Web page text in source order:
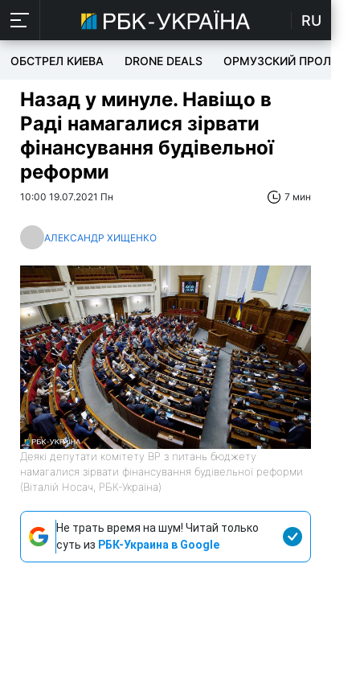
RU
ОБСТРЕЛ КИЕВА DRONE DEALS ОРМУЗСКИЙ ПРОЛИВ
Назад у минуле. Навіщо в
Раді намагалися зірвати
фінансування будівельної
реформи
10:00 19.07.2021 Пн 7 мин
АЛЕКСАНДР ХИЩЕНКО
Деякі депутати комітету ВР з питань бюджету
намагалися зірвати фінансування будівельної реформи
(Віталій Носач, РБК-Україна)
Не трать время на шум! Читай только
суть из РБК-Украина в Google